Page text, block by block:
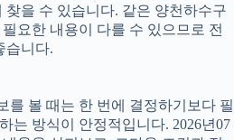
찾을 수 있습니다. 같은 양천하수구
요한 내용이 다를 수 있으므로 전
습니다.
를 볼 때는 한 번에 결정하기보다 필
는 방식이 안정적입니다. 2026년07